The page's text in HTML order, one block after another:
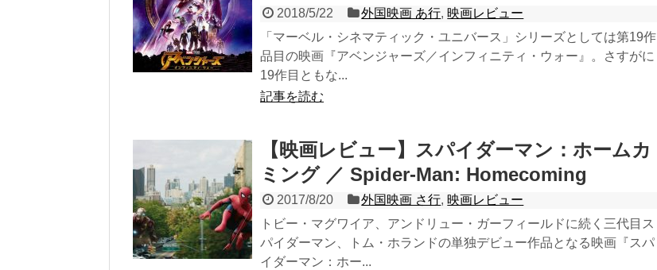
2018/5/22 外国映画 あ行, 映画レビュー
「マーベル・シネマティック・ユニバース」シリーズとしては第19作
品目の映画『アベンジャーズ／インフィニティ・ウォー』。さすがに
19作目ともな...
記事を読む
【映画レビュー】スパイダーマン：ホームカ
ミング ／ Spider-Man: Homecoming
2017/8/20 外国映画 さ行, 映画レビュー
トビー・マグワイア、アンドリュー・ガーフィールドに続く三代目ス
パイダーマン、トム・ホランドの単独デビュー作品となる映画『スパ
イダーマン：ホー...